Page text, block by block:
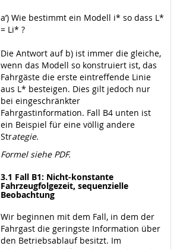
a’) Wie bestimmt ein Modell i* so dass L*
= Li* ?
Die Antwort auf b) ist immer die gleiche,
wenn das Modell so konstruiert ist, das
Fahrgäste die erste eintreffende Linie
aus L* besteigen. Dies gilt jedoch nur
bei eingeschränkter
Fahrgastinformation. Fall B4 unten ist
ein Beispiel für eine völlig andere
Strategie.
Formel siehe PDF.
3.1 Fall B1: Nicht-konstante
Fahrzeugfolgezeit, sequenzielle
Beobachtung
Wir beginnen mit dem Fall, in dem der
Fahrgast die geringste Information über
den Betriebsablauf besitzt. Im